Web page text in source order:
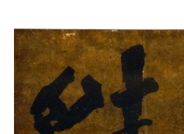
불복장
갤러리